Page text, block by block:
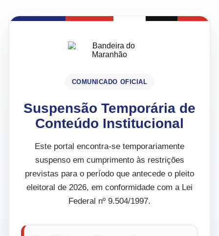
COMUNICADO OFICIAL
Suspensão Temporária de
Conteúdo Institucional
Este portal encontra-se temporariamente
suspenso em cumprimento às restrições
previstas para o período que antecede o pleito
eleitoral de 2026, em conformidade com a Lei
Federal nº 9.504/1997.